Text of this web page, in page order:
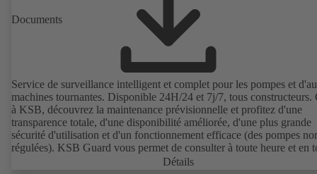
Documents
Service de surveillance intelligent et complet pour les pompes et
machines tournantes. Disponible 24H/24 et 7j/7, tous constructeurs.
à KSB, découvrez la maintenance prévisionnelle et profitez d'une
transparence totale, d'une disponibilité améliorée, d'une plus grande
sécurité d'utilisation et d'un fonctionnement efficace (des pompes
régulées). KSB Guard vous permet de consulter à toute heure et en
lieu des données de fonctionnement importantes telles que les
Détails